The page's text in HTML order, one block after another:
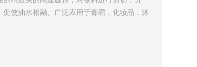
使油水相融。广泛应用于膏霜，化妆品，沐